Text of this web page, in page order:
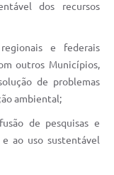
dos recursos
e federais
outros Municípios,
de problemas
ambiental;
de pesquisas e
e ao uso sustentável